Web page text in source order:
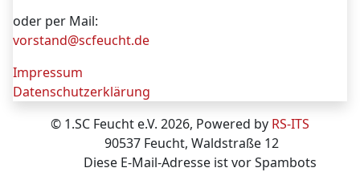
oder per Mail:
vorstand@scfeucht.de
Impressum
Datenschutzerklärung
© 1.SC Feucht e.V. 2026, Powered by RS-ITS
90537 Feucht, Waldstraße 12
Diese E-Mail-Adresse ist vor Spambots